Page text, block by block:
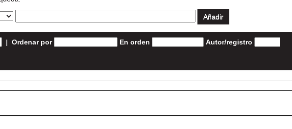
| Ordenar por En orden Autor/registro